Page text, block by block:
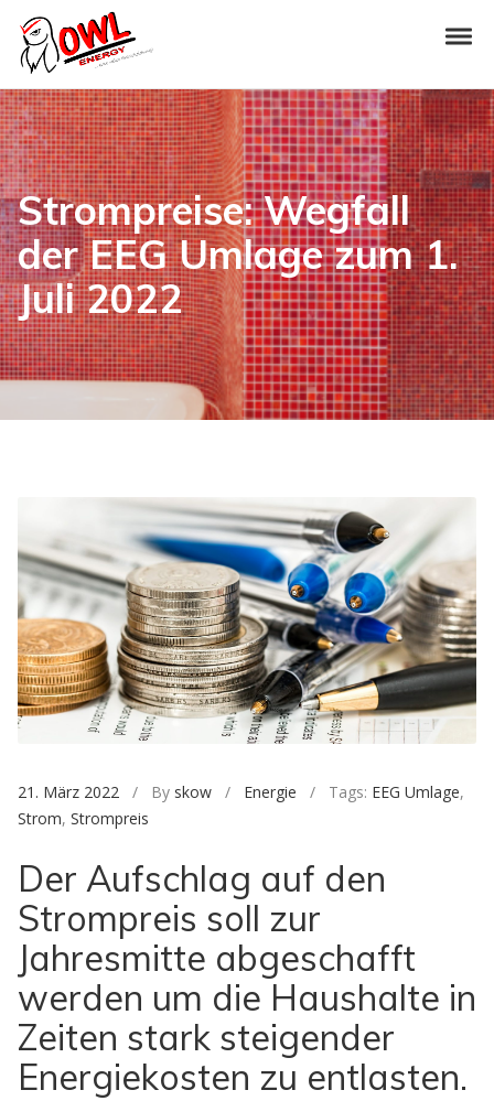
Skip to navigation
Skip to content
OWL-Energy
Strompreise: Wegfall
der EEG Umlage zum 1.
Juli 2022
21. März 2022 / By skow / Energie / Tags: EEG Umlage,
Strom, Strompreis
Der Aufschlag auf den
Strompreis soll zur
Jahresmitte abgeschafft
werden um die Haushalte in
Zeiten stark steigender
Energiekosten zu entlasten.